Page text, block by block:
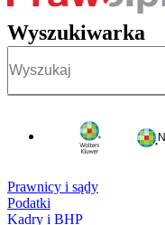
Wyszukiwarka
Prawnicy i sądy
Podatki
Kadry i BHP